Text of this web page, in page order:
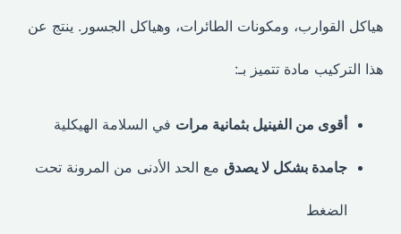
هياكل القوارب، ومكونات الطائرات، وهياكل الجسور. ينتج عن
هذا التركيب مادة تتميز بـ:
أقوى من الفينيل بثمانية مراتفي السلامة الهيكلية
جامدة بشكل لا يصدقمع الحد الأدنى من المرونة تحت
الضغط